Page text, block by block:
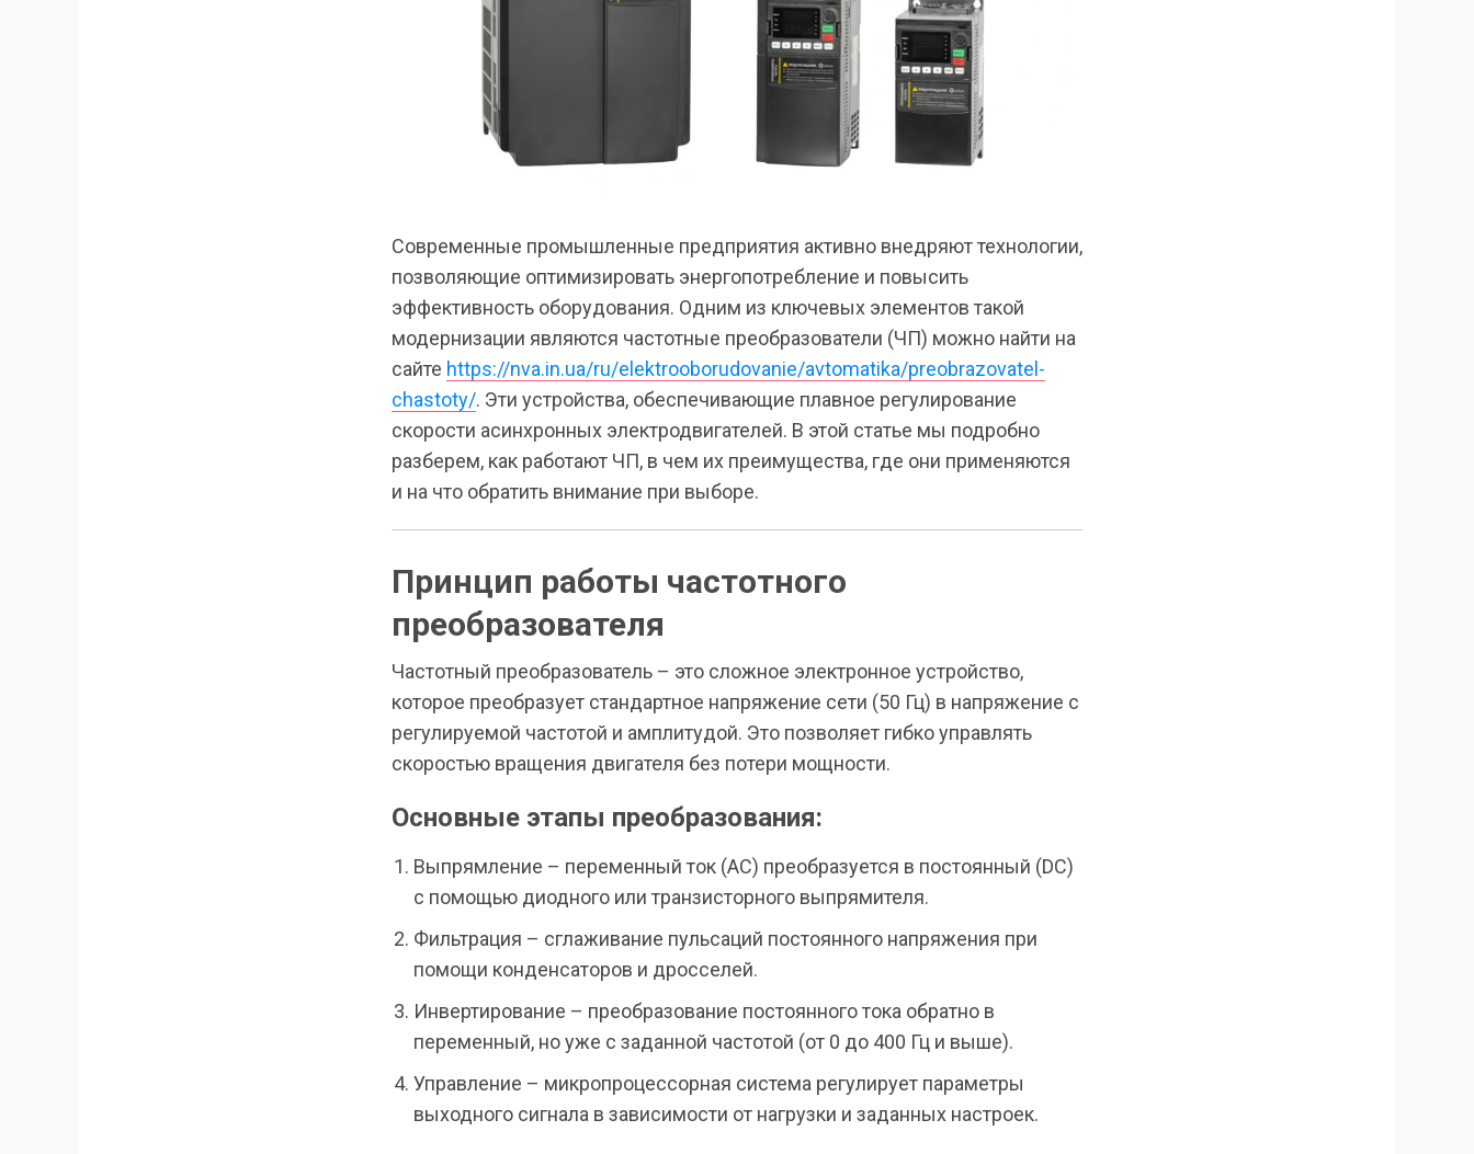
Современные промышленные предприятия активно внедряют технологии,
позволяющие оптимизировать энергопотребление и повысить
эффективность оборудования. Одним из ключевых элементов такой
модернизации являются частотные преобразователи (ЧП) можно найти на
сайте https://nva.in.ua/ru/elektrooborudovanie/avtomatika/preobrazovatel-
chastoty/. Эти устройства, обеспечивающие плавное регулирование
скорости асинхронных электродвигателей. В этой статье мы подробно
разберем, как работают ЧП, в чем их преимущества, где они применяются
и на что обратить внимание при выборе.
Принцип работы частотного
преобразователя
Частотный преобразователь – это сложное электронное устройство,
которое преобразует стандартное напряжение сети (50 Гц) в напряжение с
регулируемой частотой и амплитудой. Это позволяет гибко управлять
скоростью вращения двигателя без потери мощности.
Основные этапы преобразования:
Выпрямление – переменный ток (AC) преобразуется в постоянный (DC)
с помощью диодного или транзисторного выпрямителя.
Фильтрация – сглаживание пульсаций постоянного напряжения при
помощи конденсаторов и дросселей.
Инвертирование – преобразование постоянного тока обратно в
переменный, но уже с заданной частотой (от 0 до 400 Гц и выше).
Управление – микропроцессорная система регулирует параметры
выходного сигнала в зависимости от нагрузки и заданных настроек.